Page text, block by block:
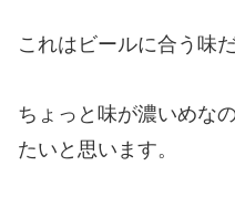
これはビールに合う味
ちょっと味が濃いめな
たいと思います。